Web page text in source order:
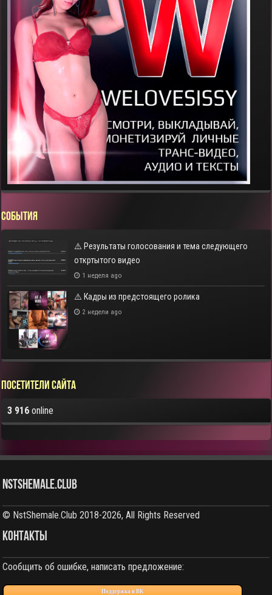
СОБЫТИЯ
⚠️ Результаты голосования и тема следующего
откртытого видео
1 неделя ago
⚠️ Кадры из предстоящего ролика
2 недели ago
Посетители сайта
3 916 online
NstShemale.Club
© NstShemale.Club 2018-2026, All Rights Reserved
КОНТАКТЫ
Сообщить об ошибке, написать предложение:
Поддержка в ВК